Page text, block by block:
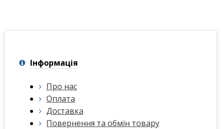
Інформація
Про нас
Оплата
Доставка
Повернення та обмін товару